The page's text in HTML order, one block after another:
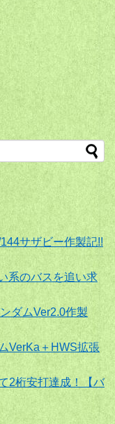
サザビー作製記!!
系のバスを追い求
ダムVer2.0作製
VerKa＋HWS拡張
2桁安打達成！【バ